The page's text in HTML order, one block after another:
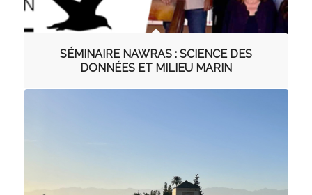
SÉMINAIRE NAWRAS : SCIENCE DES
DONNÉES ET MILIEU MARIN